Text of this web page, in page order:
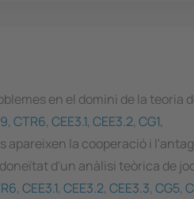
en el domini de la
, CTR6, CEE3.1, CEE3.2, CG1,
apareixen la cooperació i
d'un anàlisi teòrica de
, CEE3.1, CEE3.2, CEE3.3, CG5,